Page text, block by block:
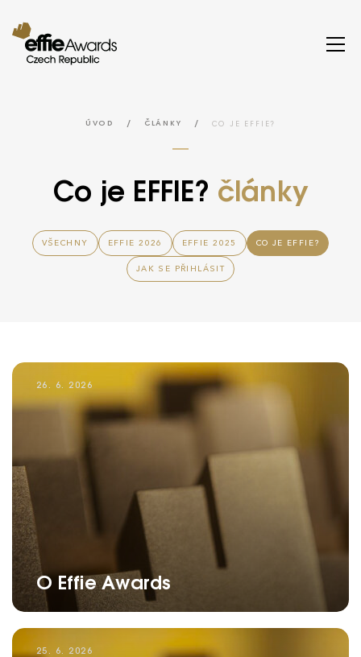
ÚVOD / ČLÁNKY / CO JE EFFIE?
Co je EFFIE? články
VŠECHNY EFFIE 2026 EFFIE 2025 CO JE EFFIE?
JAK SE PŘIHLÁSIT
26. 6. 2026
O Effie Awards
25. 6. 2026